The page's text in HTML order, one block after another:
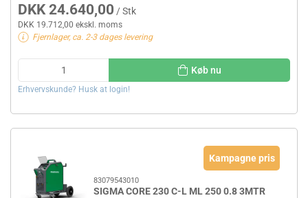
DKK 24.640,00 / Stk
DKK 19.712,00 ekskl. moms
Fjernlager, ca. 2-3 dages levering
Køb nu
Erhvervskunde? Husk at login!
Kampagne pris
83079543010
SIGMA CORE 230 C-L ML 250 0.8 3MTR